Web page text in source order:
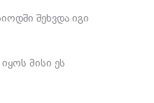
შეხვდა იგი
მისი ეს